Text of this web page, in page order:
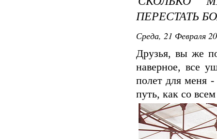
ПЕРЕСТАТЬ
Среда, 21 Февраля
Друзья, вы же
наверное, все
полет для меня -
путь, как со